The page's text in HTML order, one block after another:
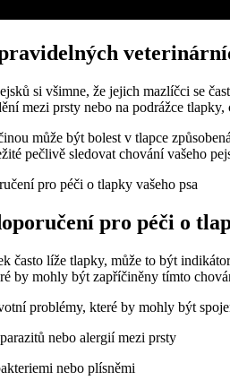
si všimne, že jejich mazlíčci se
mezi prsty nebo na podrážce
může být bolest v tlapce
pečlivě sledovat chování vašeho
pro péči o
často líže tlapky, může to být
by mohly být zapříčiněny tímto
problémy, které by mohly být
nebo alergií mezi prsty
nebo plísněmi